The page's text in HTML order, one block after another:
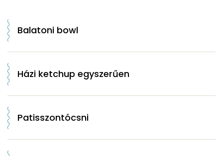
Balatoni bowl
Házi ketchup egyszerűen
Patisszontócsni